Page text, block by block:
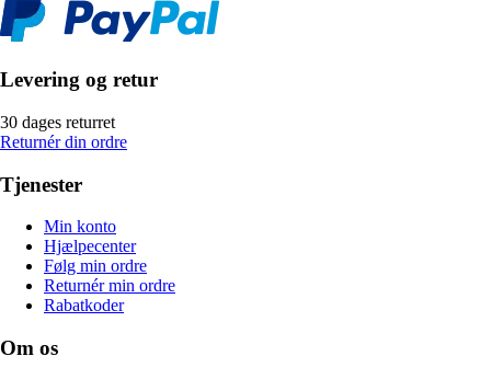
Levering og retur
30 dages returret
Returnér din ordre
Tjenester
Min konto
Hjælpecenter
Følg min ordre
Returnér min ordre
Rabatkoder
Om os